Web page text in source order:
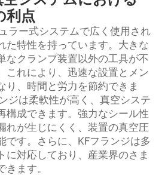
利点
ラー式システムで広く使用され
た特性を持っています。大きな
なクランプ装置以外の工具が不
これにより、迅速な設置とメン
り、時間と労力を節約できま
ジは柔軟性が高く、真空システ
構成できます。強力なシール性
れが生じにくく、装置の真空圧
です。さらに、KFフランジは多
に対応しており、産業界のさま
きます。